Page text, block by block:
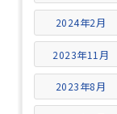
2024年2月
2023年11月
2023年8月